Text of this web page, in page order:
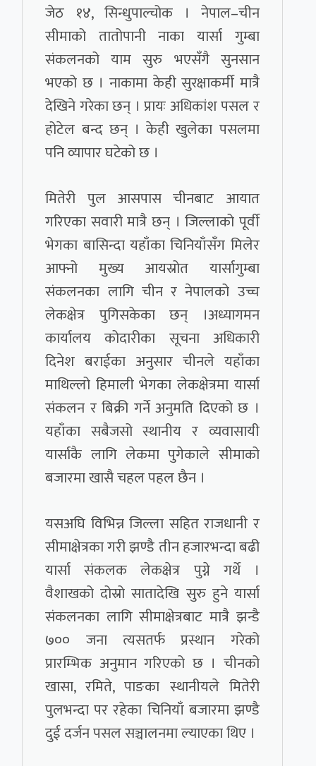
जेठ १४, सिन्धुपाल्चोक । नेपाल–चीन
सीमाको तातोपानी नाका यार्सा गुम्बा
संकलनको याम सुरु भएसँगै सुनसान
भएको छ । नाकामा केही सुरक्षाकर्मी मात्रै
देखिने गरेका छन् । प्रायः अधिकांश पसल र
होटेल बन्द छन् । केही खुलेका पसलमा
पनि व्यापार घटेको छ ।
मितेरी पुल आसपास चीनबाट आयात
गरिएका सवारी मात्रै छन् । जिल्लाको पूर्वी
भेगका बासिन्दा यहाँका चिनियाँसँग मिलेर
आफ्नो मुख्य आयस्रोत यार्सागुम्बा
संकलनका लागि चीन र नेपालको उच्च
लेकक्षेत्र पुगिसकेका छन् ।अध्यागमन
कार्यालय कोदारीका सूचना अधिकारी
दिनेश बराईका अनुसार चीनले यहाँका
माथिल्लो हिमाली भेगका लेकक्षेत्रमा यार्सा
संकलन र बिक्री गर्ने अनुमति दिएको छ ।
यहाँका सबैजसो स्थानीय र व्यवासायी
यार्साकै लागि लेकमा पुगेकाले सीमाको
बजारमा खासै चहल पहल छैन ।
यसअघि विभिन्न जिल्ला सहित राजधानी र
सीमाक्षेत्रका गरी झण्डै तीन हजारभन्दा बढी
यार्सा संकलक लेकक्षेत्र पुग्ने गर्थे ।
वैशाखको दोस्रो सातादेखि सुरु हुने यार्सा
संकलनका लागि सीमाक्षेत्रबाट मात्रै झन्डै
७०० जना त्यसतर्फ प्रस्थान गरेको
प्रारम्भिक अनुमान गरिएको छ । चीनको
खासा, रमिते, पाङका स्थानीयले मितेरी
पुलभन्दा पर रहेका चिनियाँ बजारमा झण्डै
दुई दर्जन पसल सञ्चालनमा ल्याएका थिए ।